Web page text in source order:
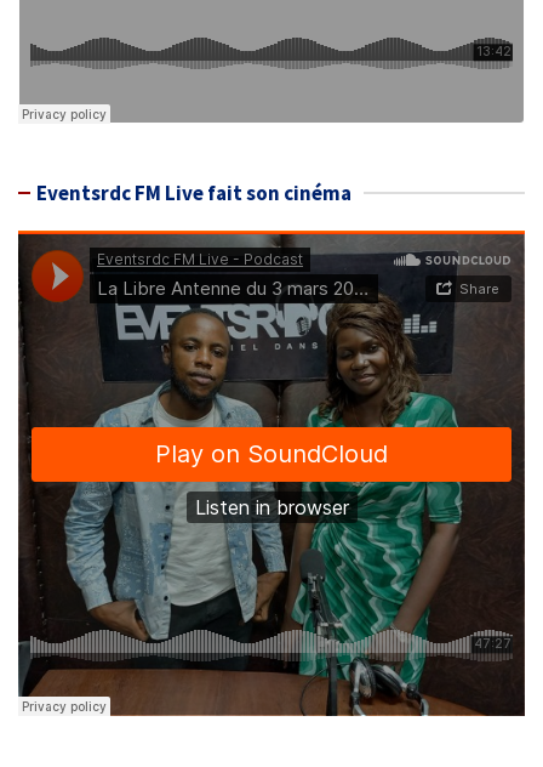
Eventsrdc FM Live fait son cinéma